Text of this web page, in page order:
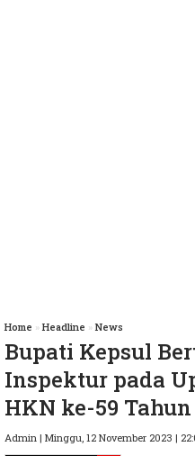
Home » Headline » News
Bupati Kepsul
Inspektur pada
HKN ke-59 Tahun
Admin | Minggu, 12 November 2023 |